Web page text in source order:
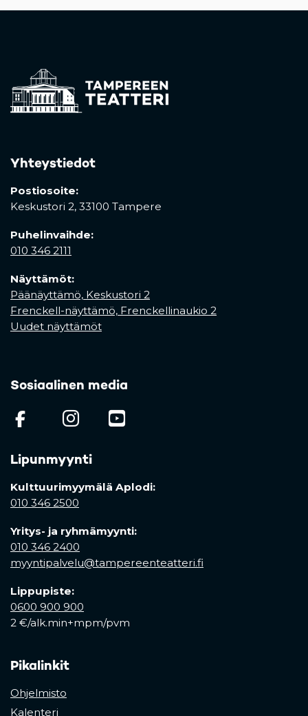
Yhteystiedot
Postiosoite:
Keskustori 2, 33100 Tampere
Puhelinvaihde:
010 346 2111
Näyttämöt:
Päänäyttämö, Keskustori 2
Frenckell-näyttämö, Frenckellinaukio 2
Uudet näyttämöt
Sosiaalinen media
(opens in a new tab)
(opens in a new tab)
Lipunmyynti
Kulttuurimyymälä Aplodi:
010 346 2500
Yritys- ja ryhmämyynti:
010 346 2400
myyntipalvelu@tampereenteatteri.fi
Lippupiste:
0600 900 900
2 €/alk.min+mpm/pvm
Pikalinkit
Ohjelmisto
Kalenteri